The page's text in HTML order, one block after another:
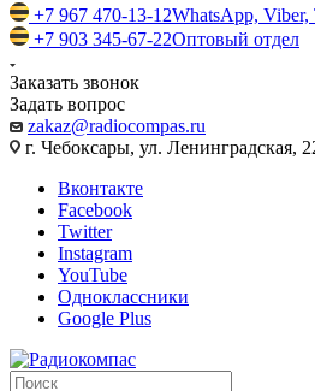
+7 967 470-13-12WhatsApp, Viber,
+7 903 345-67-22Оптовый отдел
Заказать звонок
Задать вопрос
zakaz@radiocompas.ru
г. Чебоксары, ул. Ленинградская,
Вконтакте
Facebook
Twitter
Instagram
YouTube
Одноклассники
Google Plus